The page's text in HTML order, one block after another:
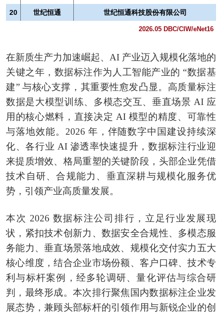
20 世纪恒通 世纪恒通科技股份有限公司
2026.05 DBC/CIW/eNet16
在新质生产力加速崛起、AI 产业迈入规模化落地的
关键之年，数据标注作为人工智能产业的 “数据基
建” 与核心支撑，其重要性愈发凸显。高质量标注
数据是大模型训练、多模态交互、垂直场景 AI 应
用的核心燃料，直接决定 AI 模型的精度、可靠性
与落地效能。2026 年，伴随数字中国建设持续深
化、各行业 AI 渗透率快速提升，数据标注行业迎
来提质增效、格局重塑的关键阶段，头部企业凭借
技术自研、合规能力、垂直深耕与规模化服务优
势，引领产业高质量发展。
本次 2026 数据标注公司排行，立足行业发展现
状，紧扣技术创新力、数据安全合规性、多模态服
务能力、垂直场景落地成效、规模化交付实力五大
核心维度，结合企业市场份额、客户口碑、技术专
利与标杆案例，经多轮调研、量化评估与综合研
判，最终形成。本次排行聚焦国内数据标注企业发
展态势，兼顾头部标杆的引领作用与新锐企业的创